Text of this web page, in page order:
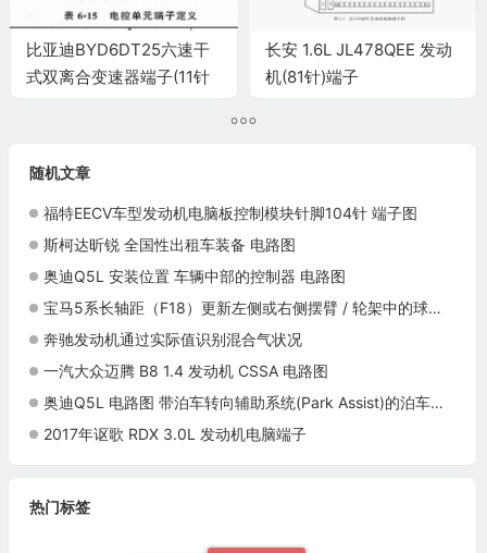
比亚迪BYD6DT25六速干
式双离合变速器端子(11针
长安 1.6L JL478QEE 发动
机(81针)端子
随机文章
福特EECV车型发动机电脑板控制模块针脚104针 端子图
斯柯达昕锐 全国性出租车装备 电路图
奥迪Q5L 安装位置 车辆中部的控制器 电路图
宝马5系长轴距（F18）更新左侧或右侧摆臂 / 轮架中的球形万向节施工与复检标准
奔驰发动机通过实际值识别混合气状况
一汽大众迈腾 B8 1.4 发动机 CSSA 电路图
奥迪Q5L 电路图 带泊车转向辅助系统(Park Assist)的泊车雷达系统(PDC) , (7X5) 电路图
2017年讴歌 RDX 3.0L 发动机电脑端子
热门标签